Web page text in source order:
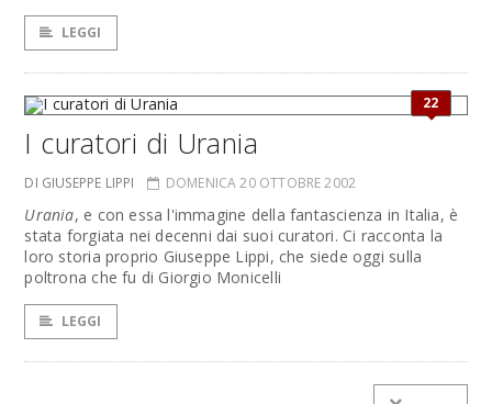
LEGGI
22
I curatori di Urania
DI GIUSEPPE LIPPI DOMENICA 20 OTTOBRE 2002
Urania, e con essa l'immagine della fantascienza in Italia, è
stata forgiata nei decenni dai suoi curatori. Ci racconta la
loro storia proprio Giuseppe Lippi, che siede oggi sulla
poltrona che fu di Giorgio Monicelli
LEGGI